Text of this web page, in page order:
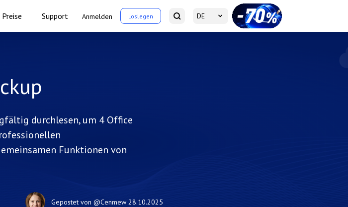
Preise Support Anmelden Loslegen DE
durchlesen, um 4 Office
Funktionen von
Gepostet von @Cenmew 28.10.2025